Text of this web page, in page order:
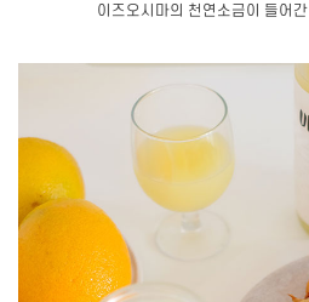
이즈오시마의 천연소금이 들어